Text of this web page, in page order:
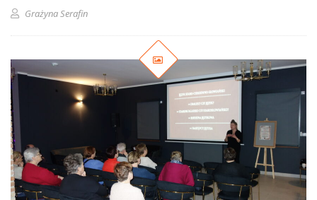
Grażyna Serafin